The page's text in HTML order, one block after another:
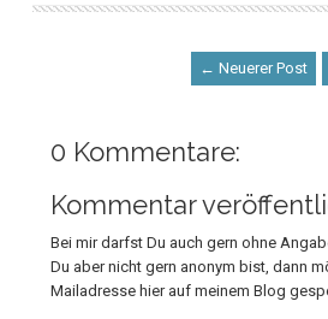
← Neuerer Post
0 Kommentare:
Kommentar
Bei mir darfst Du auch gern ohne
Du aber nicht gern anonym bist, dann
Mailadresse hier auf meinem Blog